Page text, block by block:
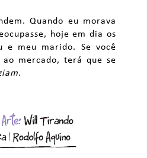
Quando eu morava
hoje em dia os
e meu marido. Se você
mercado, terá que se
.